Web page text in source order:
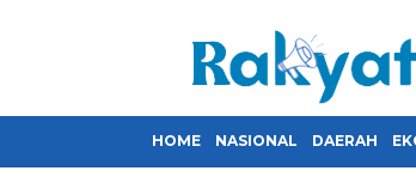
HOME NASIONAL DAERAH